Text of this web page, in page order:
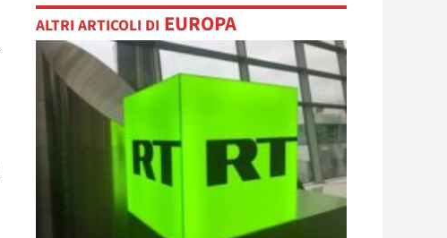
ALTRI ARTICOLI DI EUROPA